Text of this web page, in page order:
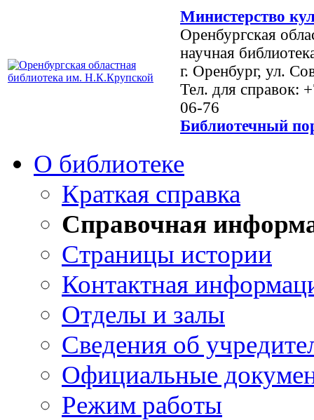
Министерство
Оренбургская
научная
г. Оренбург, ул.
Тел. для справок:
06-76
Библиотечный
О библиотеке
Краткая справка
Справочная
Страницы истории
Контактная
Отделы и залы
Сведения об
Официальные
Режим работы